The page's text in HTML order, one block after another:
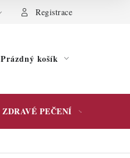
Registrace
Prázdný košík
ZDRAVÉ PEČENÍ